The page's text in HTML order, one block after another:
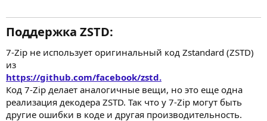
Поддержка ZSTD:​
7-Zip не использует оригинальный код Zstandard (ZSTD)
из
https://github.com/facebook/zstd.
Код 7-Zip делает аналогичные вещи, но это еще одна
реализация декодера ZSTD. Так что у 7-Zip могут быть
другие ошибки в коде и другая производительность.